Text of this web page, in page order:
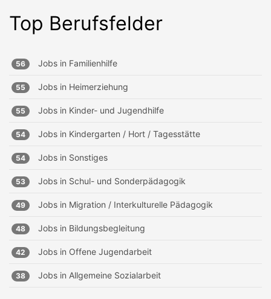
Top Berufsfelder
56 Jobs in Familienhilfe
55 Jobs in Heimerziehung
55 Jobs in Kinder- und Jugendhilfe
54 Jobs in Kindergarten / Hort / Tagesstätte
54 Jobs in Sonstiges
53 Jobs in Schul- und Sonderpädagogik
49 Jobs in Migration / Interkulturelle Pädagogik
48 Jobs in Bildungsbegleitung
42 Jobs in Offene Jugendarbeit
38 Jobs in Allgemeine Sozialarbeit